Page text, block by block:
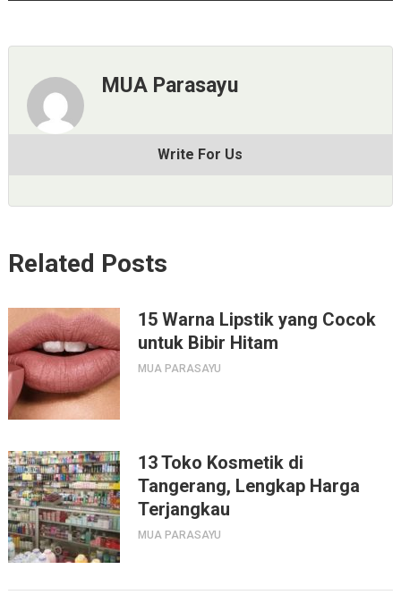
MUA Parasayu
Write For Us
Related Posts
15 Warna Lipstik yang Cocok
untuk Bibir Hitam
MUA PARASAYU
13 Toko Kosmetik di
Tangerang, Lengkap Harga
Terjangkau
MUA PARASAYU